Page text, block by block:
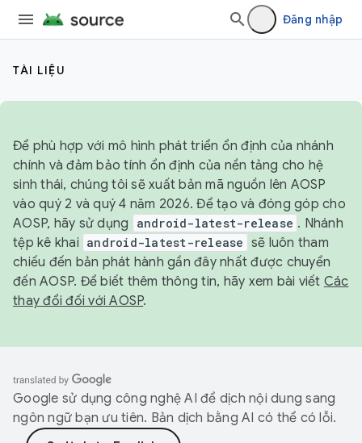
Đăng nhập
TÀI LIỆU
Để phù hợp với mô hình phát triển ổn định của nhánh
chính và đảm bảo tính ổn định của nền tảng cho hệ
sinh thái, chúng tôi sẽ xuất bản mã nguồn lên AOSP
vào quý 2 và quý 4 năm 2026. Để tạo và đóng góp cho
AOSP, hãy sử dụng
android-latest-release . Nhánh
tệp kê khai android-latest-release sẽ luôn tham
chiếu đến bản phát hành gần đây nhất được chuyển
đến AOSP. Để biết thêm thông tin, hãy xem bài viết Các
thay đổi đối với AOSP.
Google sử dụng công nghệ AI để dịch nội dung sang
ngôn ngữ bạn ưu tiên. Bản dịch bằng AI có thể có lỗi.